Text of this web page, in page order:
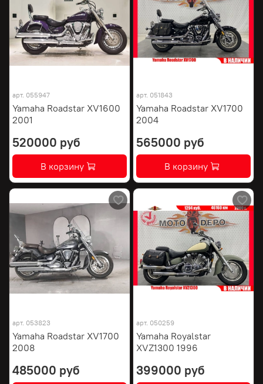
арт. 055947
Yamaha Roadstar XV1600
2001
520000 руб
В корзину
арт. 051843
Yamaha Roadstar XV1700
2004
565000 руб
В корзину
арт. 053823
Yamaha Roadstar XV1700
2008
485000 руб
арт. 050259
Yamaha Royalstar
XVZ1300 1996
399000 руб